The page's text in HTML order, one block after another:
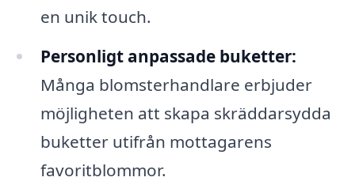
en unik touch.
Personligt anpassade buketter:
Många blomsterhandlare erbjuder
möjligheten att skapa skräddarsydda
buketter utifrån mottagarens
favoritblommor.